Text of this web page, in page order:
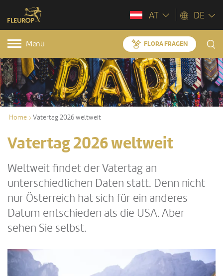
AT DE
Menü FLORA FRAGEN
Home Vatertag 2026 weltweit
Vatertag 2026 weltweit
Weltweit findet der Vatertag an
unterschiedlichen Daten statt. Denn nicht
nur Österreich hat sich für ein anderes
Datum entschieden als die USA. Aber
sehen Sie selbst.